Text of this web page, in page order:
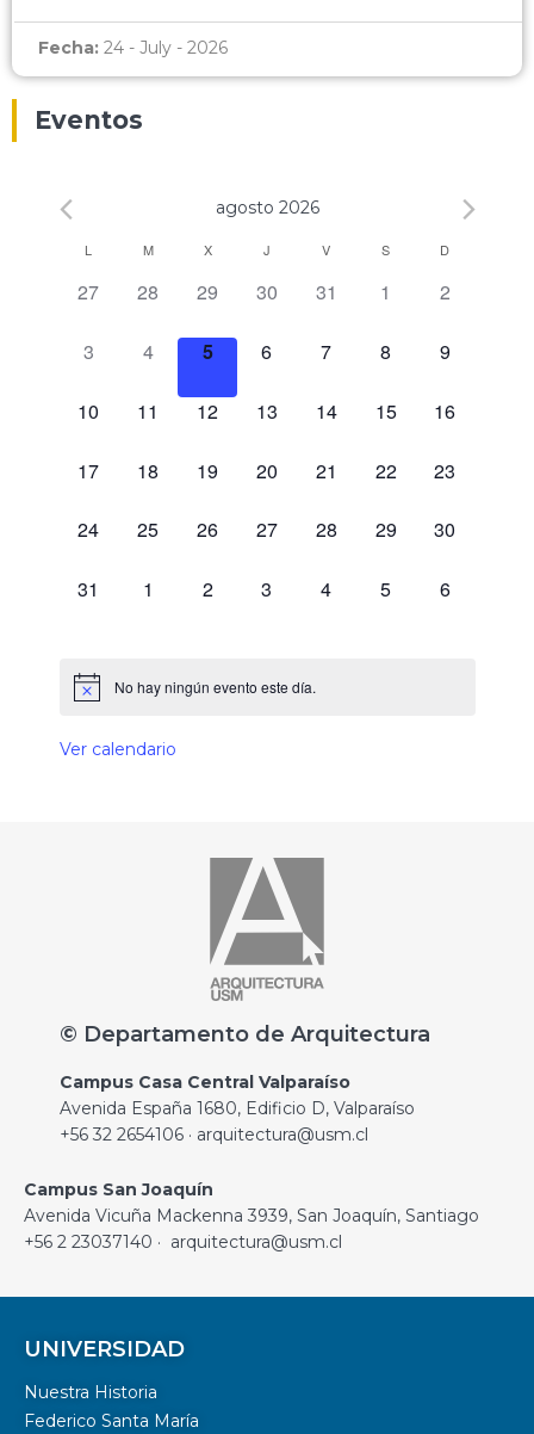
Fecha: 24 - July - 2026
Eventos
agosto 2026
Calendario
de
Eventos
L M X J V S D
0 eventos,
27 0 eventos,
28 0 eventos,
29 0 eventos,
30 0 eventos,
31 0 eventos,
1 0 eventos,
2
0 eventos,
3 0 eventos,
4 0 eventos,
5 0 eventos,
6 0 eventos,
7 0 eventos,
8 0 eventos,
9
0 eventos,
10 0 eventos,
11 0 eventos,
12 0 eventos,
13 0 eventos,
14 0 eventos,
15 0 eventos,
16
0 eventos,
17 0 eventos,
18 0 eventos,
19 0 eventos,
20 0 eventos,
21 0 eventos,
22 0 eventos,
23
0 eventos,
24 0 eventos,
25 0 eventos,
26 0 eventos,
27 0 eventos,
28 0 eventos,
29 0 eventos,
30
0 eventos,
31 0 eventos,
1 0 eventos,
2 0 eventos,
3 0 eventos,
4 0 eventos,
5 0 eventos,
6
No hay ningún evento este día.
Ver calendario
© Departamento de Arquitectura
Campus Casa Central Valparaíso
Avenida España 1680, Edificio D, Valparaíso
+56 32 2654106 · arquitectura@usm.cl
Campus San Joaquín
Avenida Vicuña Mackenna 3939, San Joaquín, Santiago
+56 2 23037140 · arquitectura@usm.cl
UNIVERSIDAD
Nuestra Historia
Federico Santa María